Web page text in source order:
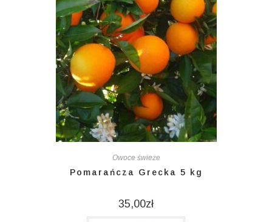
Owoce świeże
Pomarańcza Grecka 5 kg
35,00zł